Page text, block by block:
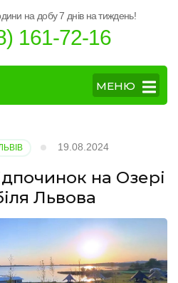
на добу 7 днів на тиждень!
161-72-16
МЕНЮ
19.08.2024
на Озері
Львова